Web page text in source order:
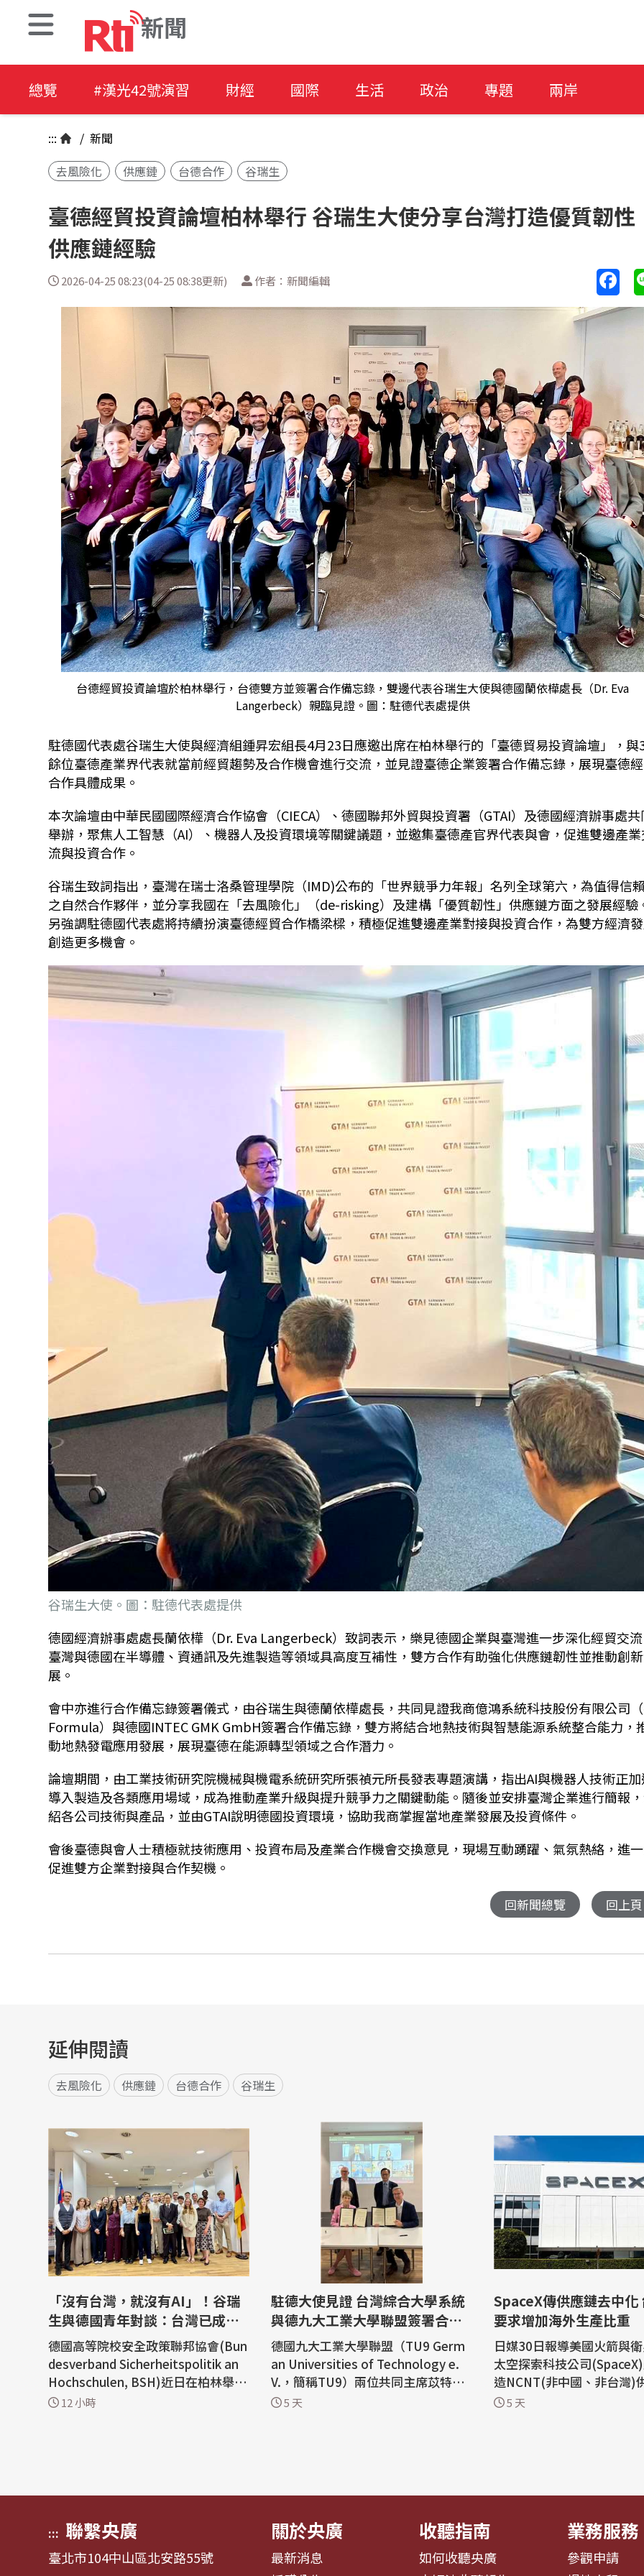
新聞
總覽 #漢光42號演習 財經 國際 生活 政治 專題 兩岸
::: / 新聞
去風險化
供應鏈 台德合作 谷瑞生
臺德經貿投資論壇柏林舉行 谷瑞生大使分享台灣打造優質韌性
供應鏈經驗
2026-04-25 08:23(04-25 08:38更新) 作者：新聞編輯
台德經貿投資論壇於柏林舉行，台德雙方並簽署合作備忘錄，雙邊代表谷瑞生大使與德國蘭依樺處長（Dr. Eva
Langerbeck）親臨見證。圖：駐德代表處提供
駐德國代表處谷瑞生大使與經濟組鍾昇宏組長4月23日應邀出席在柏林舉行的「臺德貿易投資論壇」，與
餘位臺德產業界代表就當前經貿趨勢及合作機會進行交流，並見證臺德企業簽署合作備忘錄，展現臺德
合作具體成果。
本次論壇由中華民國國際經濟合作協會（CIECA）、德國聯邦外貿與投資署（GTAI）及德國經濟辦事處共
舉辦，聚焦人工智慧（AI）、機器人及投資環境等關鍵議題，並邀集臺德產官界代表與會，促進雙邊產業
流與投資合作。
谷瑞生致詞指出，臺灣在瑞士洛桑管理學院（IMD)公布的「世界競爭力年報」名列全球第六，為值得信賴
之自然合作夥伴，並分享我國在「去風險化」（de-risking）及建構「優質韌性」供應鏈方面之發展經驗
另強調駐德國代表處將持續扮演臺德經貿合作橋梁樑，積極促進雙邊產業對接與投資合作，為雙方經濟
創造更多機會。
谷瑞生大使。圖：駐德代表處提供
德國經濟辦事處處長蘭依樺（Dr. Eva Langerbeck）致詞表示，樂見德國企業與臺灣進一步深化經貿交流
臺灣與德國在半導體、資通訊及先進製造等領域具高度互補性，雙方合作有助強化供應鏈韌性並推動創
展。
會中亦進行合作備忘錄簽署儀式，由谷瑞生與德蘭依樺處長，共同見證我商億鴻系統科技股份有限公司（
Formula）與德國INTEC GMK GmbH簽署合作備忘錄，雙方將結合地熱技術與智慧能源系統整合能力，
動地熱發電應用發展，展現臺德在能源轉型領域之合作潛力。
論壇期間，由工業技術研究院機械與機電系統研究所張禎元所長發表專題演講，指出AI與機器人技術正
導入製造及各類應用場域，成為推動產業升級與提升競爭力之關鍵動能。隨後並安排臺灣企業進行簡報
紹各公司技術與產品，並由GTAI說明德國投資環境，協助我商掌握當地產業發展及投資條件。
會後臺德與會人士積極就技術應用、投資布局及產業合作機會交換意見，現場互動踴躍、氣氛熱絡，進
促進雙方企業對接與合作契機。
回新聞總覽 回上頁
延伸閱讀
去風險化 供應鏈 台德合作 谷瑞生
「沒有台灣，就沒有AI」！谷瑞
生與德國青年對談：台灣已成世
界重要夥伴
德國高等院校安全政策聯邦協會(Bun
desverband Sicherheitspolitik an
Hochschulen, BSH)近日在柏林舉辦
進階學習營，我國駐德國代表谷瑞生
12 小時
駐德大使見證 台灣綜合大學系統
與德九大工業大學聯盟簽署合作
備忘錄
德國九大工業大學聯盟（TU9 Germ
an Universities of Technology e.
V.，簡稱TU9）兩位共同主席苡特安
校長（Prof. Dr. Angela Ittel, 德國B
5 天
SpaceX傳供應鏈去中化
要求增加海外生產比重
日媒30日報導美國火箭與
太空探索科技公司
造NCNT(非中國、非台灣)
以降低台海局勢緊張時造成
5 天
::: 聯繫央廣
臺北市104中山區北安路55號
關於央廣
最新消息
收聽指南
如何收聽央廣
業務服務
參觀申請